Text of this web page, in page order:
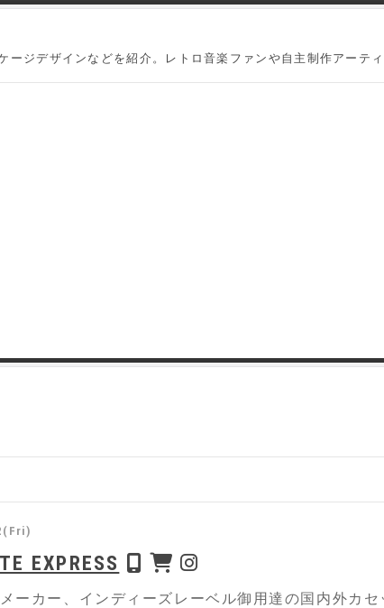
ジデザインなどを紹介。レトロ音楽ファンや自主制作アーテ
EXPRESS
ーカー、インディーズレーベル御用達の国内外カ